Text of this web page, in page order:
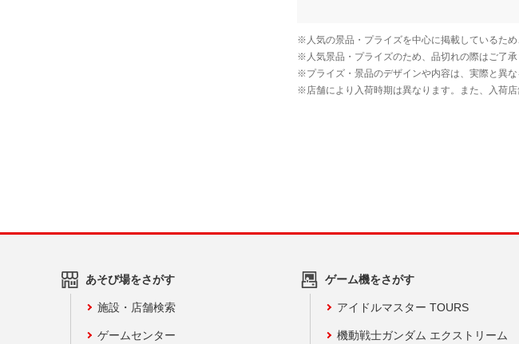
あそび場をさがす
施設・店舗検索
ゲームセンター
ゲーム機をさがす
アイドルマスター TOURS
機動戦士ガンダム エクストリーム